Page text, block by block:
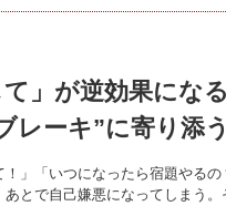
て」が逆効果にな
レーキ”に寄り添
！」「いつになったら宿題やる
あとで自己嫌悪になってしまう